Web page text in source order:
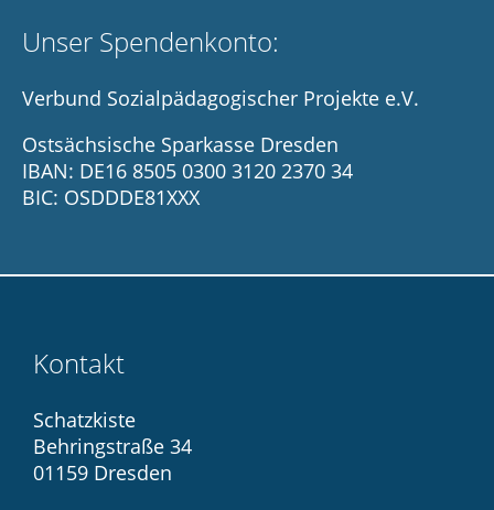
Unser Spendenkonto:
Verbund Sozialpädagogischer Projekte e.V.
Ostsächsische Sparkasse Dresden
IBAN: DE16 8505 0300 3120 2370 34
BIC: OSDDDE81XXX
Kontakt
Schatzkiste
Behringstraße 34
01159 Dresden